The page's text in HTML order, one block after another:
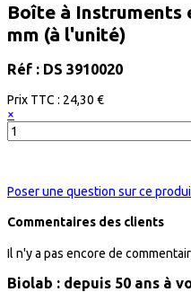
Boîte à Instruments
mm (à l'unité)
Réf : DS 3910020
Prix ​​TTC : 24,30 €
×
Poser une question sur ce
Commentaires des clients
Il n'y a pas encore de
Biolab : depuis 50 ans à